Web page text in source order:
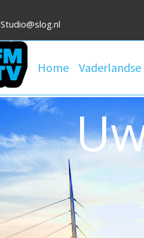
Studio@slog.nl
Home Vaderlandse